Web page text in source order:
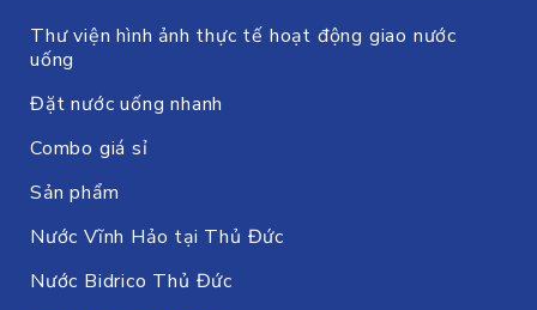
Thư viện hình ảnh thực tế hoạt động giao nước
uống
Đặt nước uống nhanh
Combo giá sỉ
Sản phẩm
Nước Vĩnh Hảo tại Thủ Đức
Nước Bidrico Thủ Đức